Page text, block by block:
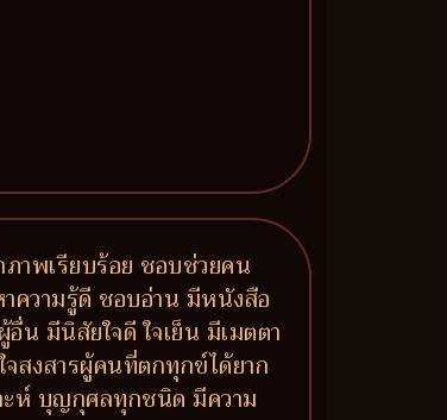
าพเรียบร้อย ชอบช่วยคน
ความรู้ดี ชอบอ่าน มีหนังสือ
น มีนิสัยใจดี ใจเย็น มีเมตตา
สงสารผู้คนที่ตกทุกข์ได้ยาก
ะห์ บุญกุศลทุกชนิด มีความ